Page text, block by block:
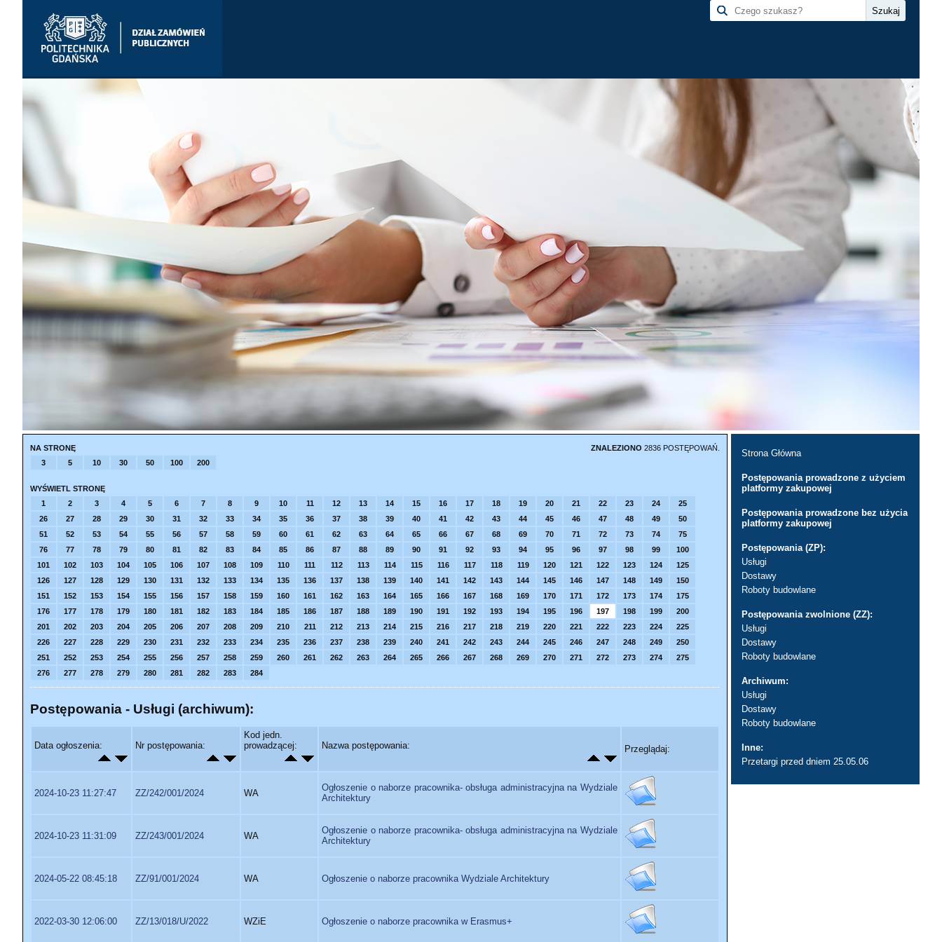
ZNALEZIONO 2836 POSTĘPOWAŃ.
NA STRONĘ
3
5 10 30 50 100 200
WYŚWIETL STRONĘ
1
2 3 4 5 6 7 8 9 10 11 12 13 14 15 16 17 18 19 20 21 22 23 24
25
26
27 28 29 30 31 32 33 34 35 36 37 38 39 40 41 42 43 44 45 46 47 48 49
50
51
52 53 54 55 56 57 58 59 60 61 62 63 64 65 66 67 68 69 70 71 72 73 74
75
76
77 78 79 80 81 82 83 84 85 86 87 88 89 90 91 92 93 94 95 96 97 98 99
100
101
102 103 104 105 106 107 108 109 110 111 112 113 114 115 116 117 118 119 120 121 122 123 124
125
126
127 128 129 130 131 132 133 134 135 136 137 138 139 140 141 142 143 144 145 146 147 148 149
150
151
152 153 154 155 156 157 158 159 160 161 162 163 164 165 166 167 168 169 170 171 172 173 174
175
176
177 178 179 180 181 182 183 184 185 186 187 188 189 190 191 192 193 194 195 196 197 198 199
200
201
202 203 204 205 206 207 208 209 210 211 212 213 214 215 216 217 218 219 220 221 222 223 224
225
226
227 228 229 230 231 232 233 234 235 236 237 238 239 240 241 242 243 244 245 246 247 248 249
250
251
252 253 254 255 256 257 258 259 260 261 262 263 264 265 266 267 268 269 270 271 272 273 274
275
276
277 278 279 280 281 282 283 284
Postępowania - Usługi (archiwum):
Data ogłoszenia: Nr postępowania:
Kod jedn.
prowadzącej:
Nazwa postępowania: Przeglądaj:
2024-10-23 11:27:47 ZZ/242/001/2024 WA
Ogłoszenie o naborze pracownika- obsługa administracyjna na Wydziale
Architektury
2024-10-23 11:31:09 ZZ/243/001/2024 WA
Ogłoszenie o naborze pracownika- obsługa administracyjna na Wydziale
Architektury
2024-05-22 08:45:18 ZZ/91/001/2024 WA Ogłoszenie o naborze pracownika Wydziale Architektury
2022-03-30 12:06:00 ZZ/13/018/U/2022 WZiE Ogłoszenie o naborze pracownika w Erasmus+
Strona Główna
Postępowania prowadzone z użyciem
platformy zakupowej
Postępowania prowadzone bez użycia
platformy zakupowej
Postępowania (ZP):
Usługi
Dostawy
Roboty budowlane
Postępowania zwolnione (ZZ):
Usługi
Dostawy
Roboty budowlane
Archiwum:
Usługi
Dostawy
Roboty budowlane
Inne:
Przetargi przed dniem 25.05.06